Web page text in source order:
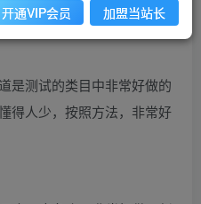
是测试的类目中非常好做的
得人少，按照方法，非常好
开通VIP会员 加盟当站长